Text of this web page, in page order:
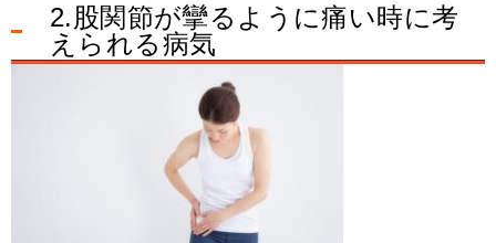
2.股関節が攣るように痛い時に考
えられる病気